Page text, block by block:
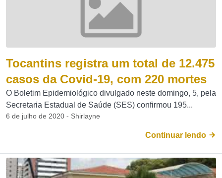
Tocantins registra um total de 12.475
casos da Covid-19, com 220 mortes
O Boletim Epidemiológico divulgado neste domingo, 5, pela
Secretaria Estadual de Saúde (SES) confirmou 195...
6 de julho de 2020 - Shirlayne
Continuar lendo